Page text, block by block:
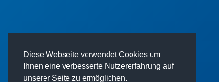
Diese Webseite verwendet Cookies um
Ihnen eine verbesserte Nutzererfahrung auf
unserer Seite zu ermöglichen.